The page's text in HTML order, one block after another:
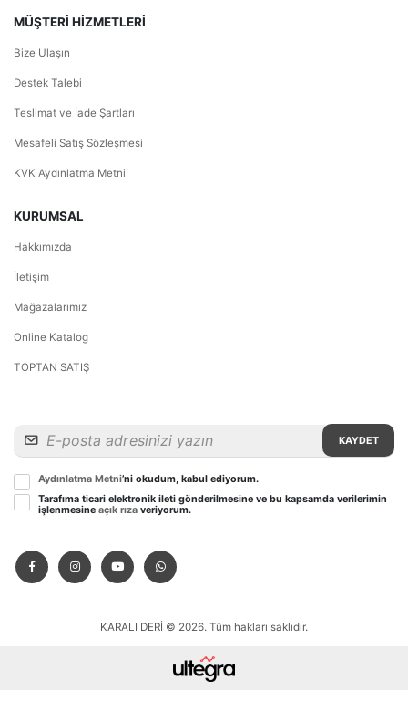
MÜŞTERİ HİZMETLERİ
Bize Ulaşın
Destek Talebi
Teslimat ve İade Şartları
Mesafeli Satış Sözleşmesi
KVK Aydınlatma Metni
KURUMSAL
Hakkımızda
İletişim
Mağazalarımız
Online Katalog
TOPTAN SATIŞ
KAYDET
Aydınlatma Metni’ni okudum, kabul ediyorum.
Tarafıma ticari elektronik ileti gönderilmesine ve bu kapsamda verilerimin
işlenmesine açık rıza veriyorum.
KARALI DERİ © 2026. Tüm hakları saklıdır.